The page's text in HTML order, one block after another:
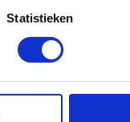
Statistieken
kan worden in
Cruise Terminals
Euro gekeken wat
de Felison Cruise